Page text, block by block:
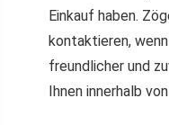
Einkauf haben.
kontaktieren,
freundlicher und
Ihnen innerhalb